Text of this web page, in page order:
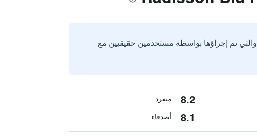
تم إجراؤها بواسطة مستخدمين حقيقيين مع
8.2 منفرد
8.1 أصدقاء